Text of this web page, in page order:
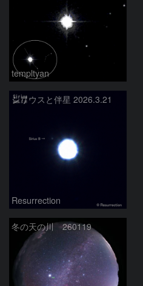
templtyan
シリウスと伴星 2026.3.21
Resurrection
冬の天の川 260119